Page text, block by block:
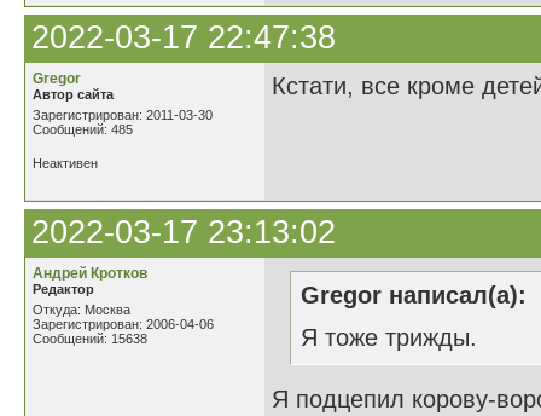
2022-03-17 22:47:38
Gregor
Автор сайта
Зарегистрирован: 2011-03-30
Сообщений: 485
Кстати, все кроме
Неактивен
2022-03-17 23:13:02
Андрей Кротков
Редактор
Откуда: Москва
Зарегистрирован: 2006-04-06
Сообщений: 15638
Gregor написал(а):
Я тоже трижды.
Я подцепил корову-